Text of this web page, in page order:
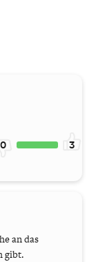
0 3
an das
gibt.